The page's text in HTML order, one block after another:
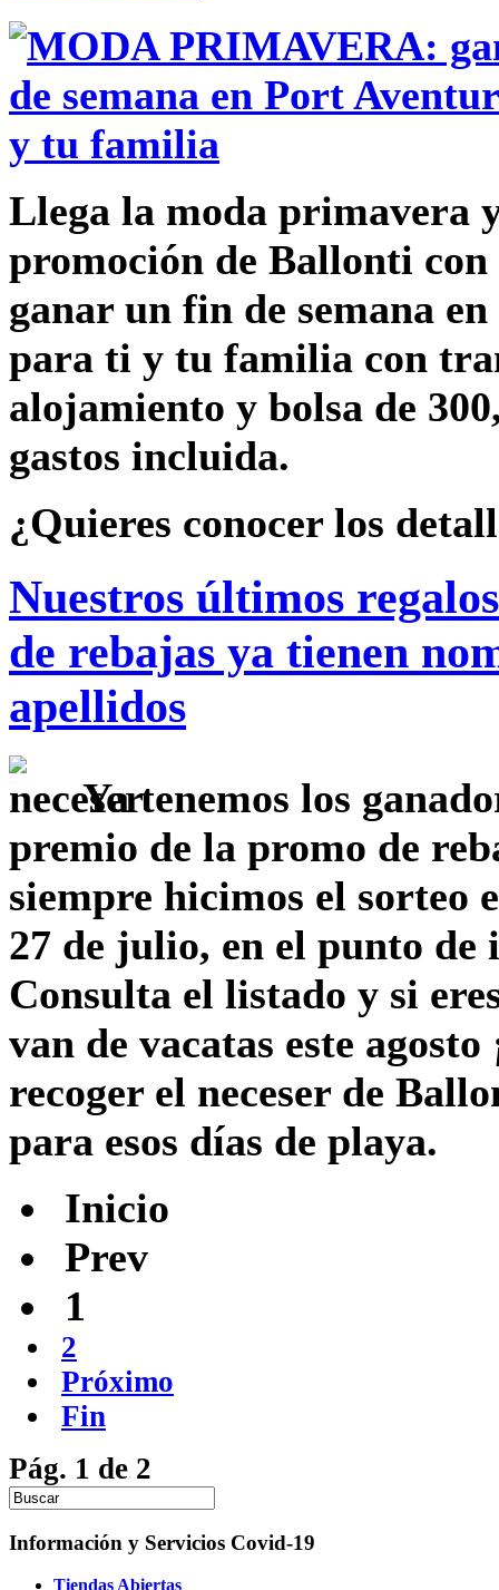
Llega la moda primavera
promoción de Ballonti con
ganar un fin de semana
para ti y tu familia con
alojamiento y bolsa de
gastos incluida.
¿Quieres conocer los
Nuestros últimos
de rebajas ya tienen
apellidos
Ya tenemos los
premio de la promo de
siempre hicimos el sorteo
27 de julio, en el punto de
Consulta el listado y si
van de vacatas este agosto
recoger el neceser de
para esos días de playa.
Inicio
Prev
1
2
Próximo
Fin
Pág. 1 de 2
Información y Servicios Covid-19
Tiendas Abiertas